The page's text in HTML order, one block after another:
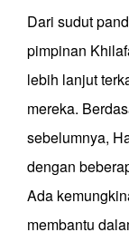
Dari sudut
pimpinan
lebih lanjut
mereka.
sebelumnya,
dengan
Ada
membantu